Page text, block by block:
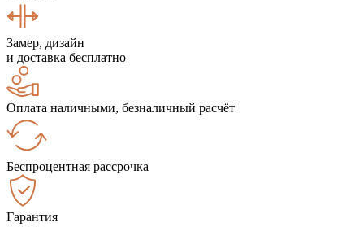
Замер, дизайн
и доставка бесплатно
Оплата наличными, безналичный расчёт
Беспроцентная рассрочка
Гарантия